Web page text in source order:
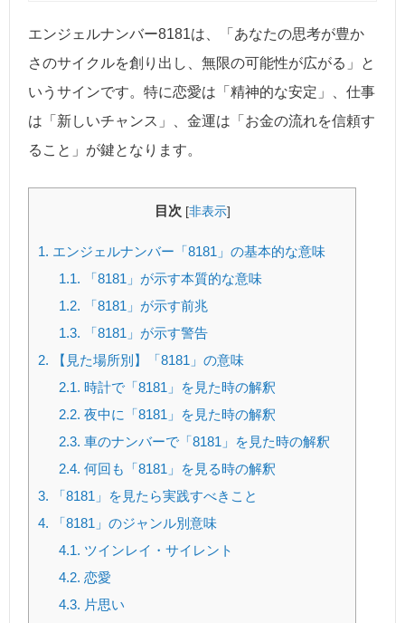
エンジェルナンバー8181は、「あなたの思考が豊か
さのサイクルを創り出し、無限の可能性が広がる」と
いうサインです。特に恋愛は「精神的な安定」、仕事
は「新しいチャンス」、金運は「お金の流れを信頼す
ること」が鍵となります。
目次 [非表示]
1. エンジェルナンバー「8181」の基本的な意味
1.1. 「8181」が示す本質的な意味
1.2. 「8181」が示す前兆
1.3. 「8181」が示す警告
2. 【見た場所別】「8181」の意味
2.1. 時計で「8181」を見た時の解釈
2.2. 夜中に「8181」を見た時の解釈
2.3. 車のナンバーで「8181」を見た時の解釈
2.4. 何回も「8181」を見る時の解釈
3. 「8181」を見たら実践すべきこと
4. 「8181」のジャンル別意味
4.1. ツインレイ・サイレント
4.2. 恋愛
4.3. 片思い